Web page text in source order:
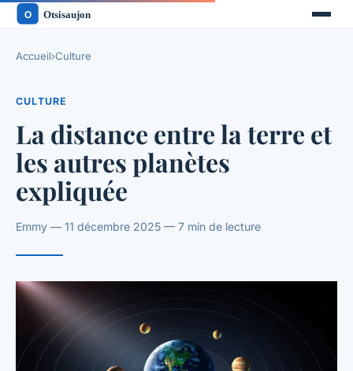
Accueil›Culture
CULTURE
La distance entre la terre et
les autres planètes
expliquée
Emmy — 11 décembre 2025 — 7 min de lecture